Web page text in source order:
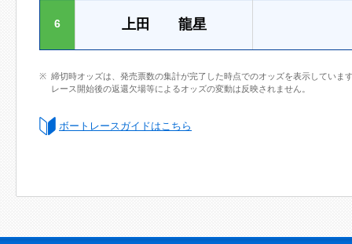
6 上田 龍星
締切時オッズは、発売票数の集計が完了した時点でのオッズを表示していま
レース開始後の返還欠場等によるオッズの変動は反映されません。
ボートレースガイドはこちら